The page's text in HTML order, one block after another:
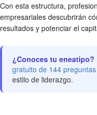
Con esta estructura,
empresariales descubrirán
resultados y potenciar el
¿Conoces tu eneatipo?
gratuito de 144 preguntas
estilo de liderazgo.